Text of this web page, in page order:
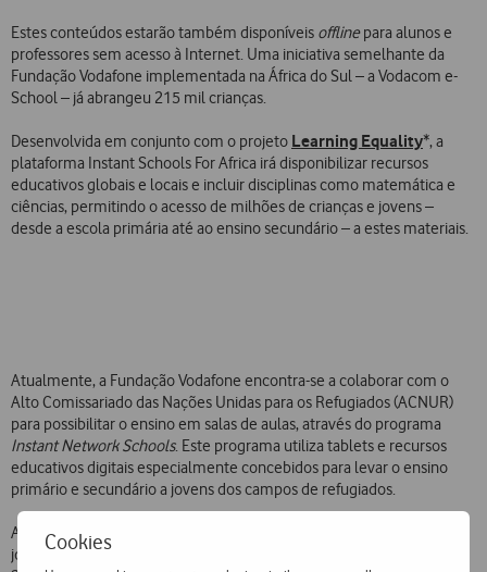
Cookies
Estes conteúdos estarão também disponíveis offlinepara alunos e
professores sem acesso à Internet. Uma iniciativa semelhante da
Fundação Vodafone implementada na África do Sul – a Vodacom e-
School – já abrangeu 215 mil crianças.
Desenvolvida em conjunto com o projeto Learning Equality*, a
plataforma Instant Schools For Africa irá disponibilizar recursos
educativos globais e locais e incluir disciplinas como matemática e
ciências, permitindo o acesso de milhões de crianças e jovens –
desde a escola primária até ao ensino secundário – a estes materiais.
Atualmente, a Fundação Vodafone encontra-se a colaborar com o
Alto Comissariado das Nações Unidas para os Refugiados (ACNUR)
para possibilitar o ensino em salas de aulas, através do programa
Instant Network Schools. Este programa utiliza tablets e recursos
educativos digitais especialmente concebidos para levar o ensino
primário e secundário a jovens dos campos de refugiados.
A Fundação Vodafone tem como objetivo alcançar três milhões de
jovens refugiados com o programa